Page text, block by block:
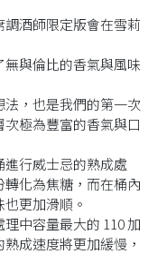
酒師限定版會在雪莉
與倫比的香氣與風味
，也是我們的第一次
極為豐富的香氣與口
行威士忌的熟成處
化為焦糖，而在桶內
更加滑順。
中容量最大的 110 加
成速度將更加緩慢，